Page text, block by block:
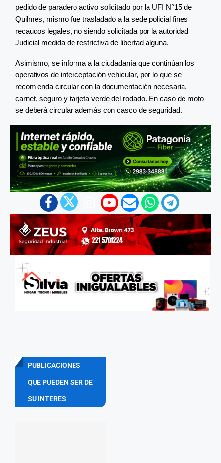
pedido de paradero activo solicitado por la UFI N°15 de
Quilmes, mismo fue trasladado a la sede policial fines
recaudos legales, no siendo solicitada por la autoridad
Judicial medida de restrictiva de libertad alguna.
Asimismo, se informa a la ciudadanía que continúan los
operativos de interceptación vehicular, por lo que se
recomienda circular con la documentación necesaria,
carnet, seguro y tarjeta verde del rodado. En caso de moto
se deberá circular además con casco de seguridad.
PUBLICACIONES
QUE PUEDEN SER DE
SU INTERES